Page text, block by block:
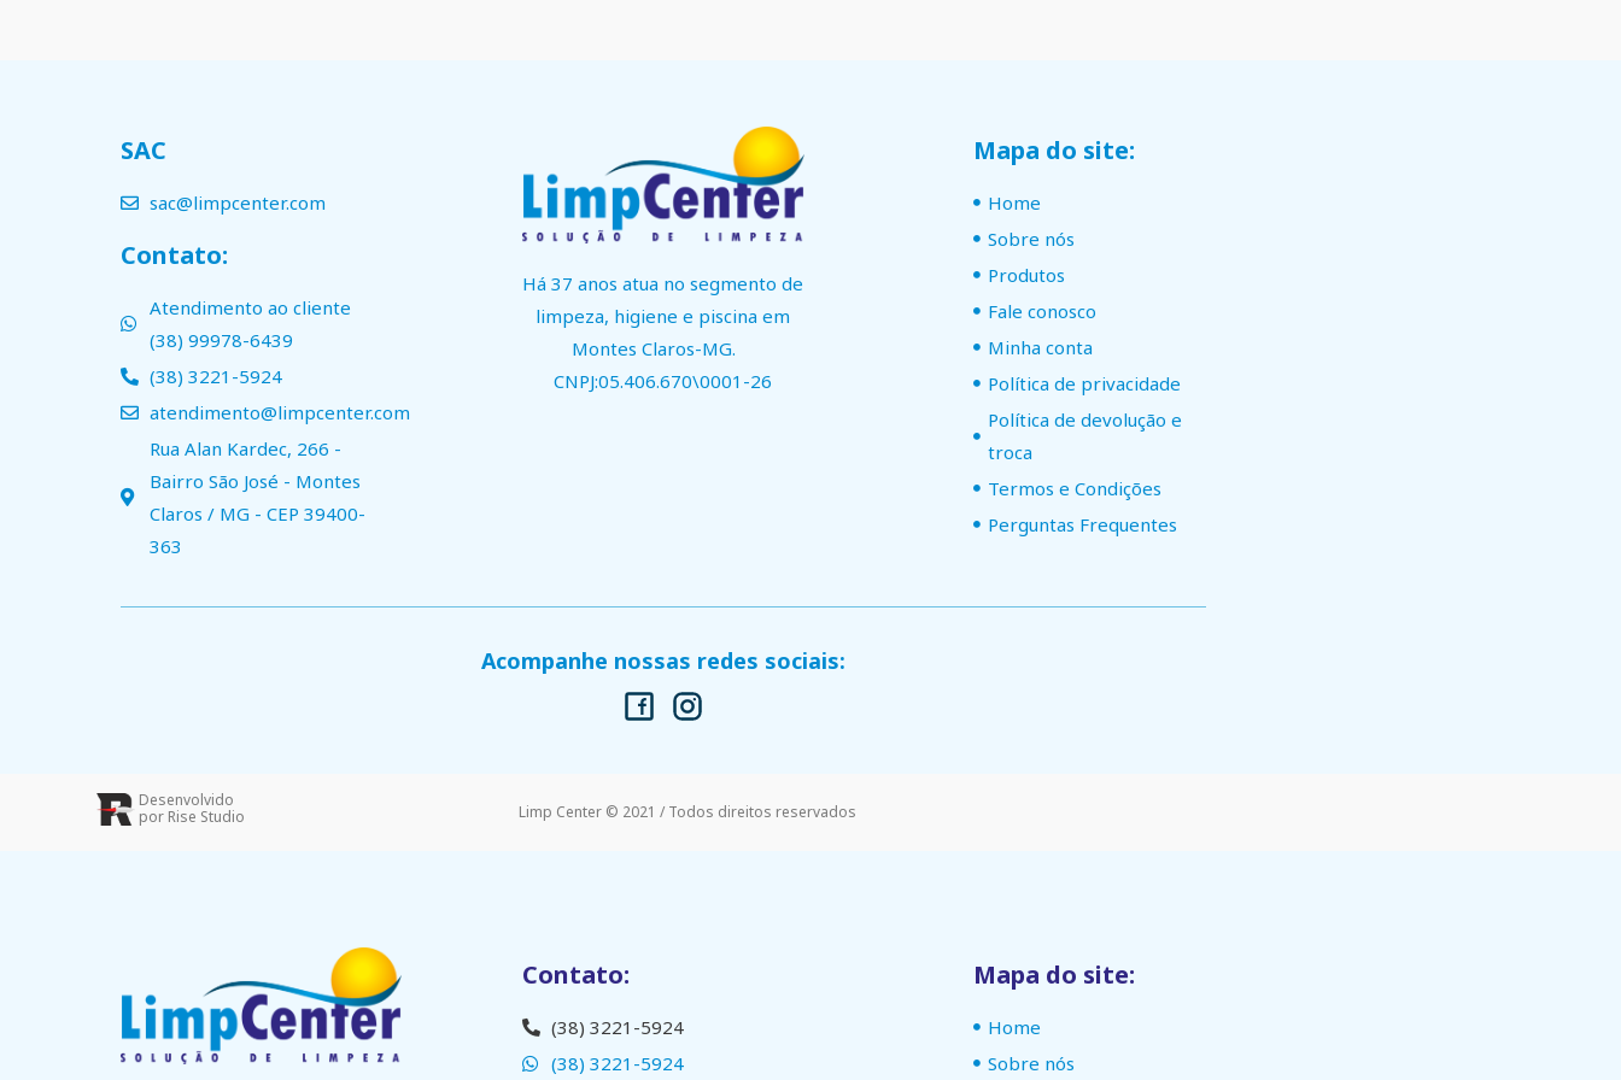
SAC
sac@limpcenter.com
Contato:
Atendimento ao cliente
(38) 99978-6439
(38) 3221-5924
atendimento@limpcenter.com
Rua Alan Kardec, 266 -
Bairro São José - Montes
Claros / MG - CEP 39400-
363
Há 37 anos atua no segmento de
limpeza, higiene e piscina em
Montes Claros-MG.
CNPJ:05.406.670\0001-26
Mapa do site:
Home
Sobre nós
Produtos
Fale conosco
Minha conta
Política de privacidade
Política de devolução e
troca
Termos e Condições
Perguntas Frequentes
Acompanhe nossas redes sociais:
Desenvolvido
por Rise Studio
Limp Center © 2021 / Todos direitos reservados
Contato:
(38) 3221-5924
(38) 3221-5924
Mapa do site:
Home
Sobre nós